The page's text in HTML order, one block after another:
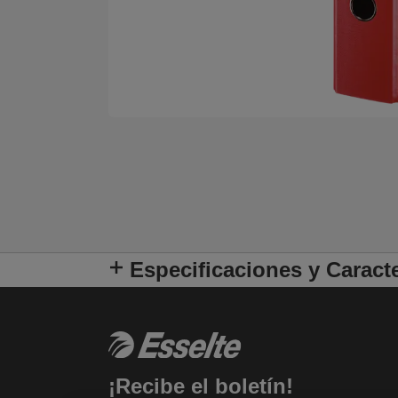
Especificaciones y
¡Recibe el boletín!